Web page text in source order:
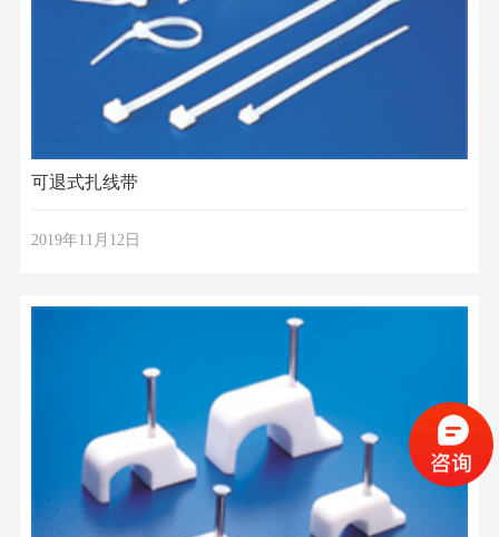
可退式扎线带
2019年11月12日